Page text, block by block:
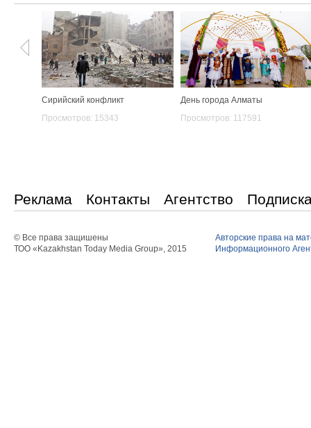
Сирийский конфликт
Просмотров: 15343
День города Алматы
Просмотров: 117591
Реклама Контакты Агентство
© Все права защишены
ТОО «Kazakhstan Today Media Group», 2015
Авторские права на
Информационного